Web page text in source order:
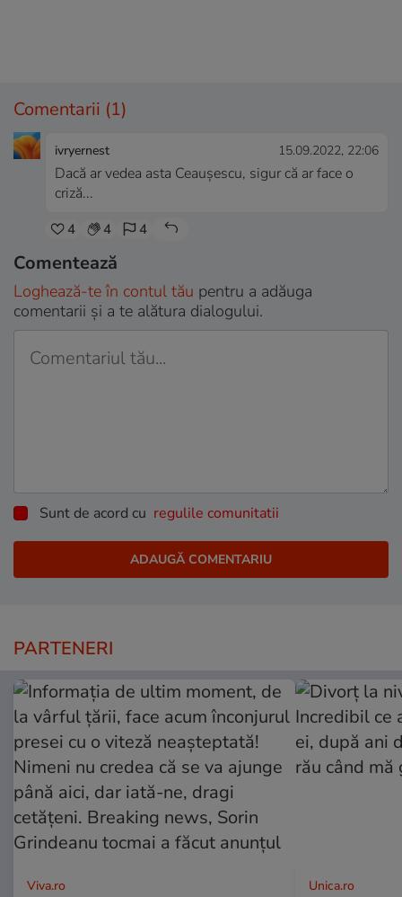
Comentarii (1)
ivryernest 15.09.2022, 22:06
Dacă ar vedea asta Ceaușescu, sigur că ar face o
criză...
4 4 4
Comentează
Loghează-te în contul tău pentru a adăuga
comentarii și a te alătura dialogului.
Sunt de acord cu regulile comunitatii
PARTENERI
Viva.ro Unica.ro